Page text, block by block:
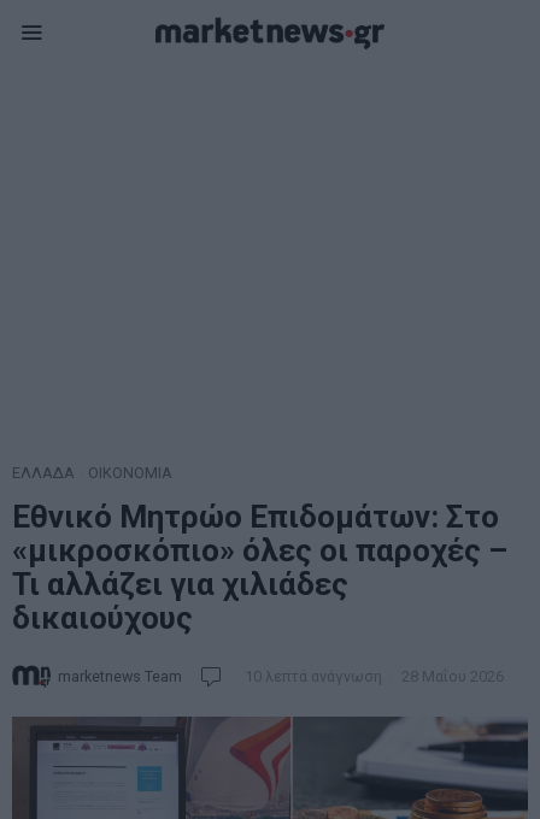
ΕΛΛΑΔΑ ΟΙΚΟΝΟΜΙΑ
Εθνικό Μητρώο Επιδομάτων: Στο
«μικροσκόπιο» όλες οι παροχές –
Τι αλλάζει για χιλιάδες
δικαιούχους
marketnews Team 10 λεπτά ανάγνωση 28 Μαΐου 2026